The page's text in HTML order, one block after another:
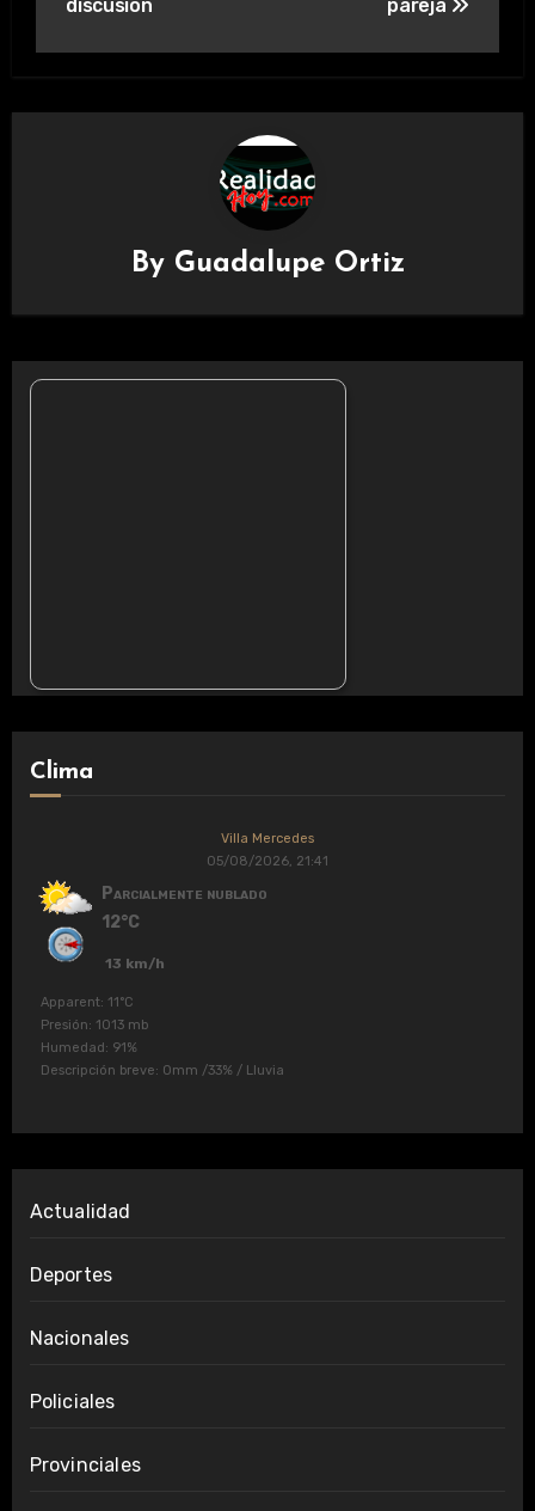
discusión pareja
By Guadalupe Ortiz
Clima
Villa Mercedes
05/08/2026, 21:41
Parcialmente nublado
12°C
13 km/h
Apparent: 11°C
Presión: 1013 mb
Humedad: 91%
Descripción breve: 0mm /33% / Lluvia
Actualidad
Deportes
Nacionales
Policiales
Provinciales